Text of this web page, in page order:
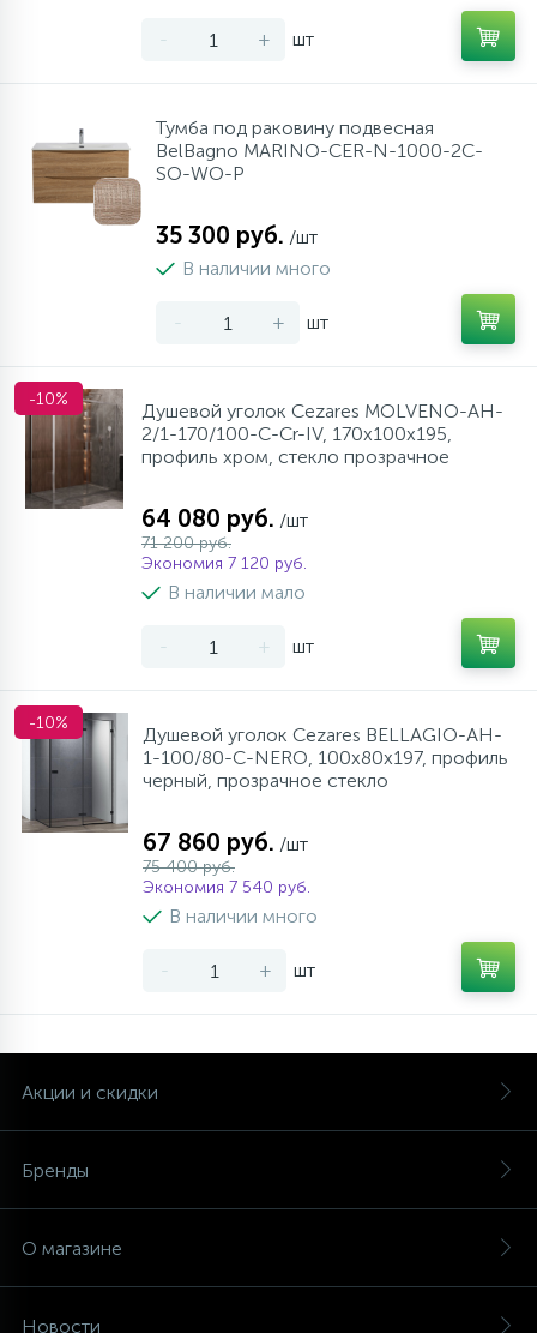
- + шт
Тумба под раковину подвесная
BelBagno MARINO-CER-N-1000-2C-
SO-WO-P
35 300 руб. /шт
В наличии много
- + шт
-10%
Душевой уголок Cezares MOLVENO-AH-
2/1-170/100-C-Cr-IV, 170х100х195,
профиль хром, стекло прозрачное
64 080 руб. /шт
71 200 руб.
Экономия 7 120 руб.
В наличии мало
- + шт
-10%
Душевой уголок Cezares BELLAGIO-AH-
1-100/80-C-NERO, 100х80х197, профиль
черный, прозрачное стекло
67 860 руб. /шт
75 400 руб.
Экономия 7 540 руб.
В наличии много
- + шт
Акции и скидки
Бренды
О магазине
Новости